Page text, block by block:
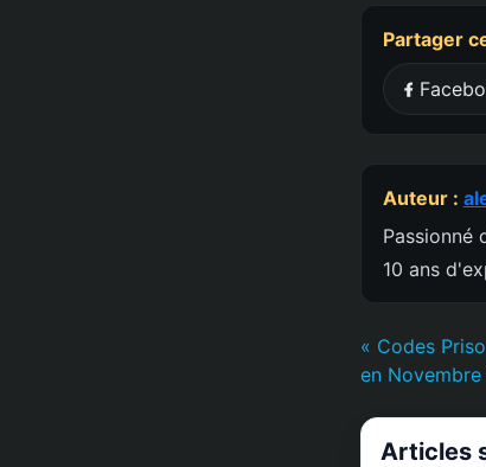
Partager
Auteur :
Passionné
10 ans
« Codes
en
Articles